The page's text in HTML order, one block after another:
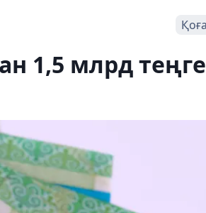
1,5 млрд теңге